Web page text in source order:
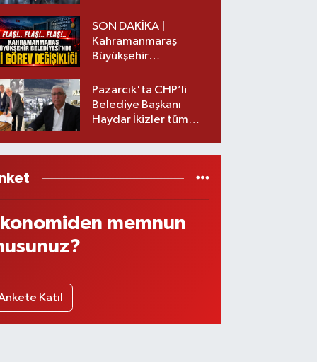
SON DAKİKA |
Kahramanmaraş
Büyükşehir
görev değişikliği!
Pazarcık'ta CHP’li
Belediye Başkanı
Haydar İkizler tüm
memnun
Katıl